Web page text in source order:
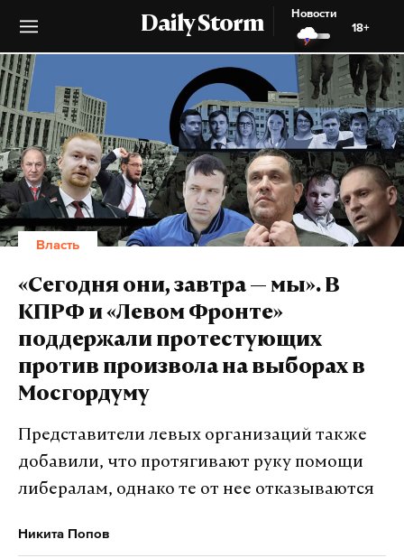
Daily Storm
Новости
18+
Власть
«Сегодня они, завтра — мы». В
КПРФ и «Левом Фронте»
поддержали протестующих
против произвола на выборах в
Мосгордуму
Представители левых организаций также
добавили, что протягивают руку помощи
либералам, однако те от нее отказываются
Никита Попов